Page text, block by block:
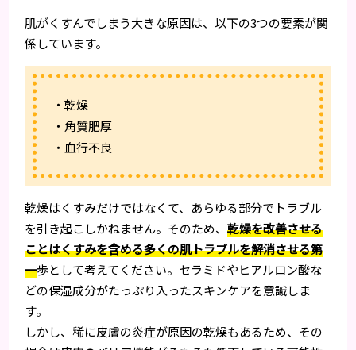
肌がくすんでしまう大きな原因は、以下の3つの要素が関
係しています。
・乾燥
・角質肥厚
・血行不良
乾燥はくすみだけではなくて、あらゆる部分でトラブル
を引き起こしかねません。そのため、乾燥を改善させる
ことはくすみを含める多くの肌トラブルを解消させる第
一歩として考えてください。セラミドやヒアルロン酸な
どの保湿成分がたっぷり入ったスキンケアを意識しま
す。
しかし、稀に皮膚の炎症が原因の乾燥もあるため、その